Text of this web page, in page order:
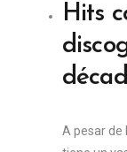
Hits
A pesar de